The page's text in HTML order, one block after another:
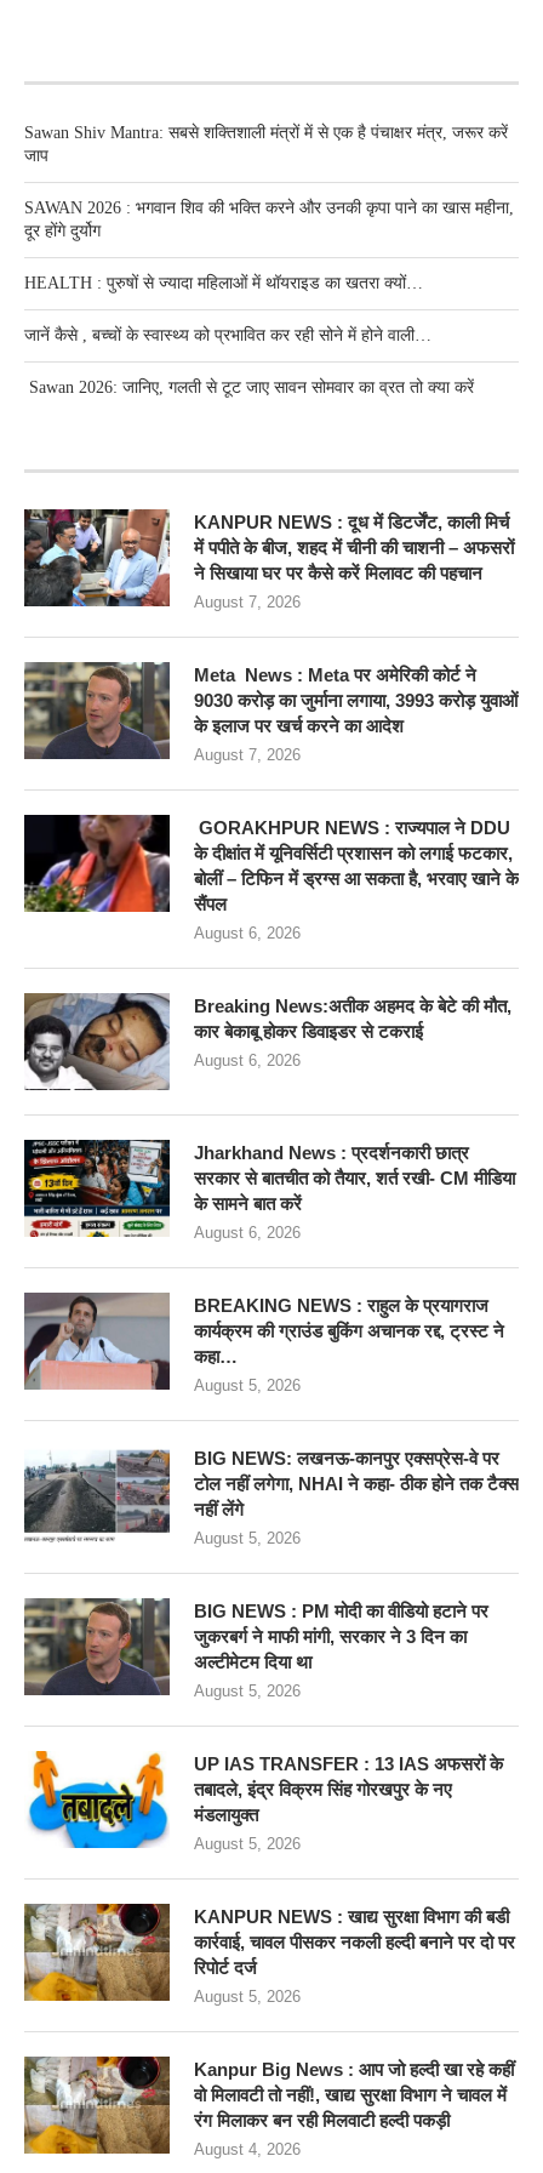
Sawan Shiv Mantra: सबसे शक्तिशाली मंत्रों में से एक है पंचाक्षर मंत्र, जरूर करें
जाप
SAWAN 2026 : भगवान शिव की भक्ति करने और उनकी कृपा पाने का खास महीना,
दूर होंगे दुर्योग
HEALTH : पुरुषों से ज्यादा महिलाओं में थॉयराइड का खतरा क्यों…
जानें कैसे , बच्चों के स्वास्थ्य को प्रभावित कर रही सोने में होने वाली…
Sawan 2026: जानिए, गलती से टूट जाए सावन सोमवार का व्रत तो क्या करें
KANPUR NEWS : दूध में डिटर्जेंट, काली मिर्च
में पपीते के बीज, शहद में चीनी की चाशनी – अफसरों
ने सिखाया घर पर कैसे करें मिलावट की पहचान
August 7, 2026
Meta News : Meta पर अमेरिकी कोर्ट ने
9030 करोड़ का जुर्माना लगाया, 3993 करोड़ युवाओं
के इलाज पर खर्च करने का आदेश
August 7, 2026
GORAKHPUR NEWS : राज्यपाल ने DDU
के दीक्षांत में यूनिवर्सिटी प्रशासन को लगाई फटकार,
बोलीं – टिफिन में ड्रग्स आ सकता है, भरवाए खाने के
सैंपल
August 6, 2026
Breaking News:अतीक अहमद के बेटे की मौत,
कार बेकाबू होकर डिवाइडर से टकराई
August 6, 2026
Jharkhand News : प्रदर्शनकारी छात्र
सरकार से बातचीत को तैयार, शर्त रखी- CM मीडिया
के सामने बात करें
August 6, 2026
BREAKING NEWS : राहुल के प्रयागराज
कार्यक्रम की ग्राउंड बुकिंग अचानक रद्द, ट्रस्ट ने
कहा…
August 5, 2026
BIG NEWS: लखनऊ-कानपुर एक्सप्रेस-वे पर
टोल नहीं लगेगा, NHAI ने कहा- ठीक होने तक टैक्स
नहीं लेंगे
August 5, 2026
BIG NEWS : PM मोदी का वीडियो हटाने पर
जुकरबर्ग ने माफी मांगी, सरकार ने 3 दिन का
अल्टीमेटम दिया था
August 5, 2026
UP IAS TRANSFER : 13 IAS अफसरों के
तबादले, इंद्र विक्रम सिंह गोरखपुर के नए
मंडलायुक्त
August 5, 2026
KANPUR NEWS : खाद्य सुरक्षा विभाग की बडी
कार्रवाई, चावल पीसकर नकली हल्दी बनाने पर दो पर
रिपोर्ट दर्ज
August 5, 2026
Kanpur Big News : आप जो हल्दी खा रहे कहीं
वो मिलावटी तो नहीं!, खाद्य सुरक्षा विभाग ने चावल में
रंग मिलाकर बन रही मिलवाटी हल्दी पकड़ी
August 4, 2026